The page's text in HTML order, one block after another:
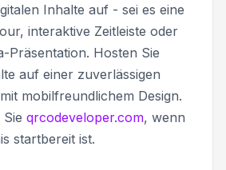
Inhalte auf - sei es eine
interaktive Zeitleiste oder
Präsentation. Hosten Sie
auf einer zuverlässigen
mobilfreundlichem Design.
qrcodeveloper.com, wenn
startbereit ist.